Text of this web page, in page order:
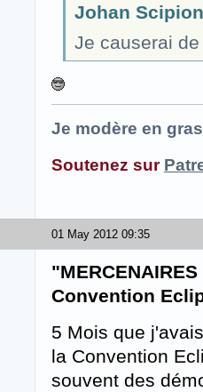
Johan
Je causerai
Je modère en
Soutenez sur
01 May 2012 09:35
Convention
5 Mois que
la Convention
souvent des